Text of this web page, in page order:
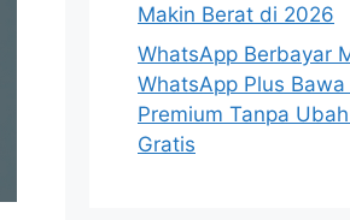
Makin Berat di 2026
WhatsApp Berbayar
WhatsApp Plus
Premium Tanpa
Gratis